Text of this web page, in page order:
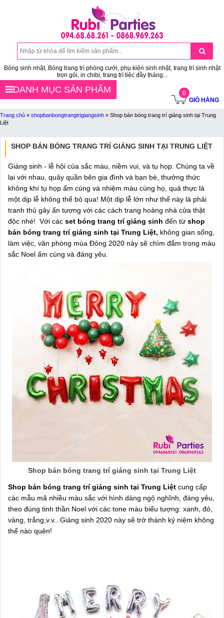
Bóng sinh nhật, Bóng trang trí phòng cưới, phụ kiện sinh nhật, trang trí sinh nhật
trọn gói, in chibi, trang trí tiệc đầy tháng...
0
GIỎ HÀNG
DANH MỤC SẢN PHẨM
Trang chủ » shopbanbongtrangtrigiangsinh » Shop bán bóng trang trí giáng sinh tại Trung
Liệt
SHOP BÁN BÓNG TRANG TRÍ GIÁNG SINH TẠI TRUNG LIỆT
Giáng sinh - lễ hội của sắc màu, niềm vui, và tụ họp. Chúng ta về
lại với nhau, quây quần bên gia đình và bạn bè, thưởng thức
không khí tụ họp ấm cúng và nhiệm màu cùng họ, quả thực là
một dịp lễ không thể bỏ qua! Một dịp lễ lớn như thế này là phải
tranh thủ gây ấn tượng với các cách trang hoàng nhà cửa thật
độc nhé! Với các set bóng trang trí giáng sinh đến từ shop
bán bóng trang trí giáng sinh tại Trung Liệt, không gian sống,
làm việc, văn phòng mùa Đông 2020 này sẽ chìm đắm trong màu
sắc Noel ấm cúng và đáng yêu.
Shop bán bóng trang trí giáng sinh tại Trung Liệt
Shop bán bóng trang trí giáng sinh tại Trung Liệt cung cấp
các mẫu mã nhiều màu sắc với hình dáng ngộ nghĩnh, đáng yêu,
theo đúng tinh thần Noel với các tone màu biểu tượng: xanh, đỏ,
vàng, trắng,v.v...Giáng sinh 2020 này sẽ trở thành kỷ niệm không
thể nào quên!